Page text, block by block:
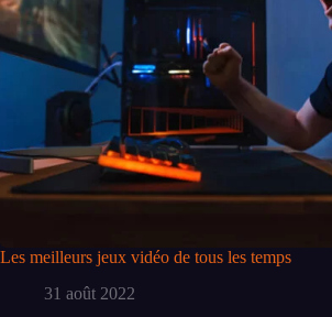
Les meilleurs jeux vidéo de tous les temps
31 août 2022